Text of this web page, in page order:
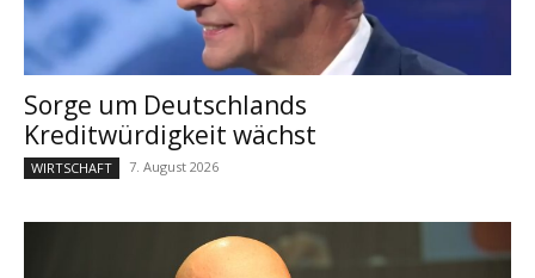
Sorge um Deutschlands
Kreditwürdigkeit wächst
WIRTSCHAFT 7. August 2026